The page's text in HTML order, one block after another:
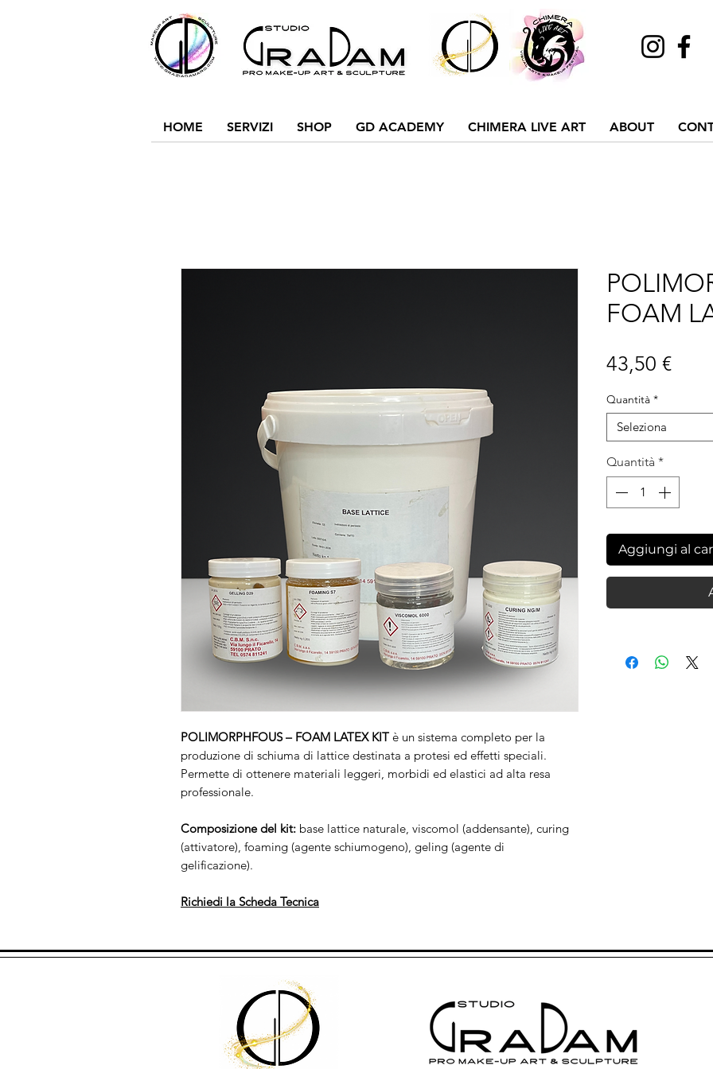
HOME SERVIZI SHOP GD ACADEMY CHIMERA LIVE ART ABOUT
POLIMORPHFOUS – FOAM LATEX KIT è un sistema completo per la
produzione di schiuma di lattice destinata a protesi ed effetti speciali.
Permette di ottenere materiali leggeri, morbidi ed elastici ad alta resa
professionale.
Composizione del kit: base lattice naturale, viscomol (addensante), curing
(attivatore), foaming (agente schiumogeno), geling (agente di
gelificazione).
Richiedi la Scheda Tecnica
FOAM
43,50 €
Quantità *
Seleziona
Quantità *
Aggiungi al